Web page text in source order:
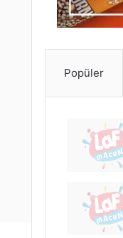
Popüler